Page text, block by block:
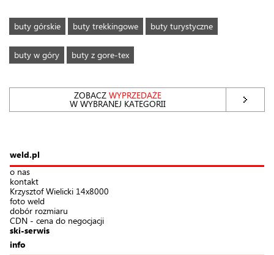
buty górskie buty trekkingowe buty turystyczne
buty w góry buty z gore-tex
ZOBACZWYPRZEDAŻE
W WYBRANEJ KATEGORII
weld.pl
o nas
kontakt
Krzysztof Wielicki 14x8000
foto weld
dobór rozmiaru
CDN - cena do negocjacji
ski-serwis
info